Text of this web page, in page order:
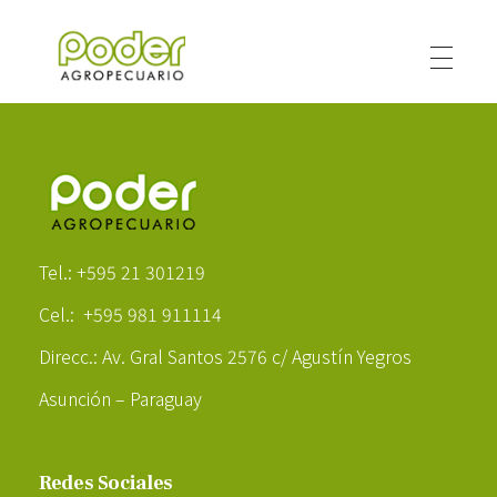
Tel.: +595 21 301219
Cel.: +595 981 911114
Direcc.: Av. Gral Santos 2576 c/ Agustín Yegros
Asunción – Paraguay
Redes Sociales